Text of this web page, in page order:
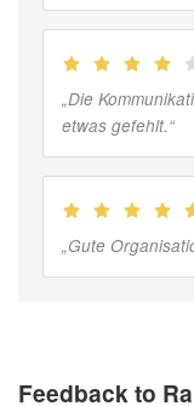
„Die
etwas gefehlt.“
„Gute
Feedback to